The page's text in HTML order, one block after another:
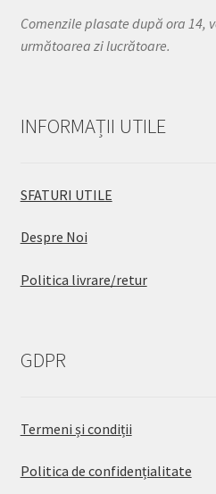
Comenzile plasate după ora 14,
următoarea zi lucrătoare.
INFORMAȚII UTILE
SFATURI UTILE
Despre Noi
Politica livrare/retur
GDPR
Termeni și condiții
Politica de confidențialitate